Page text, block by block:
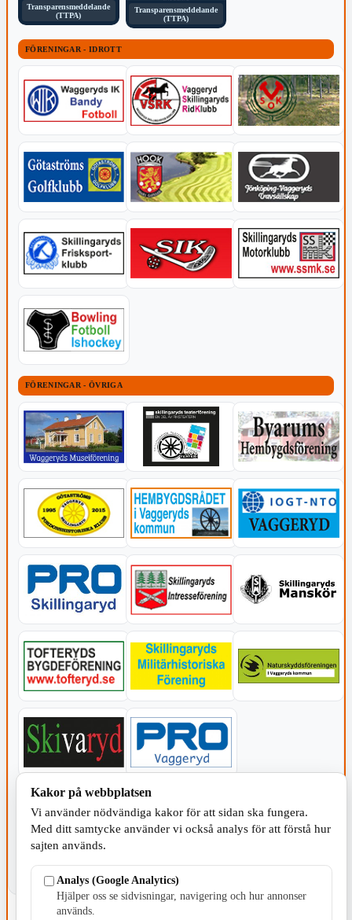
Transparensmeddelande
(TTPA)
Transparensmeddelande
(TTPA)
FÖRENINGAR - IDROTT
FÖRENINGAR - ÖVRIGA
KOMMUNEN
Kakor på webbplatsen
Vi använder nödvändiga kakor för att sidan ska fungera.
Med ditt samtycke använder vi också analys för att förstå hur
sajten används.
Analys (Google Analytics)
Hjälper oss se sidvisningar, navigering och hur annonser
används.